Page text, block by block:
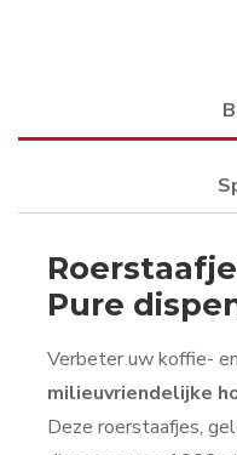
Pure
Verbeter uw koffie-
milieuvriendelijke
Deze roerstaafjes,